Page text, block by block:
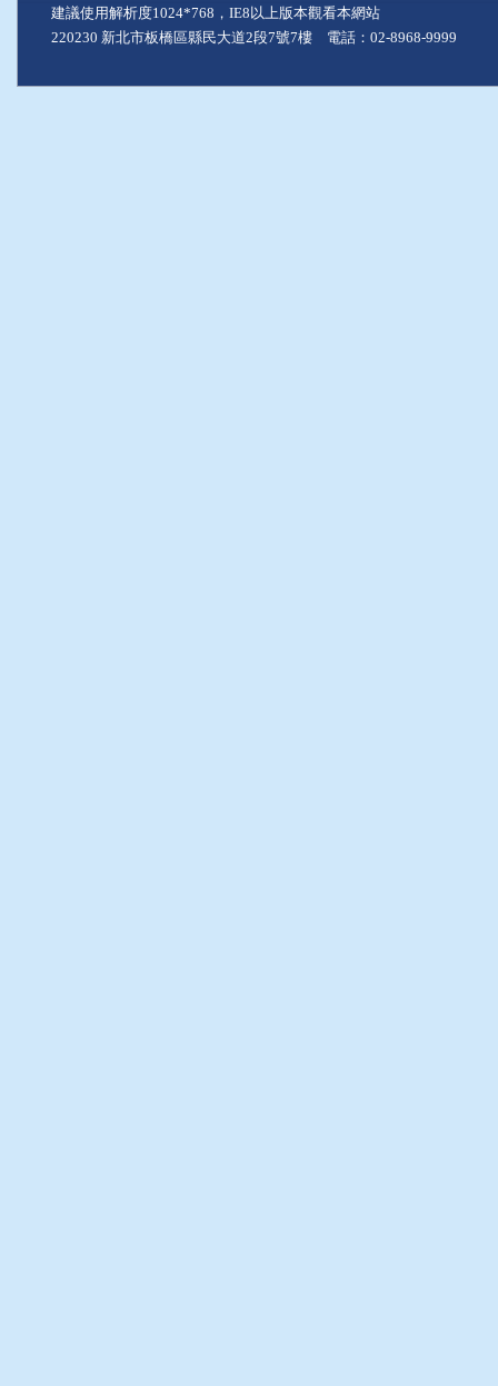
建議使用解析度1024*768，IE8以上版本觀看本網站
220230 新北市板橋區縣民大道2段7號7樓 電話：02-8968-9999